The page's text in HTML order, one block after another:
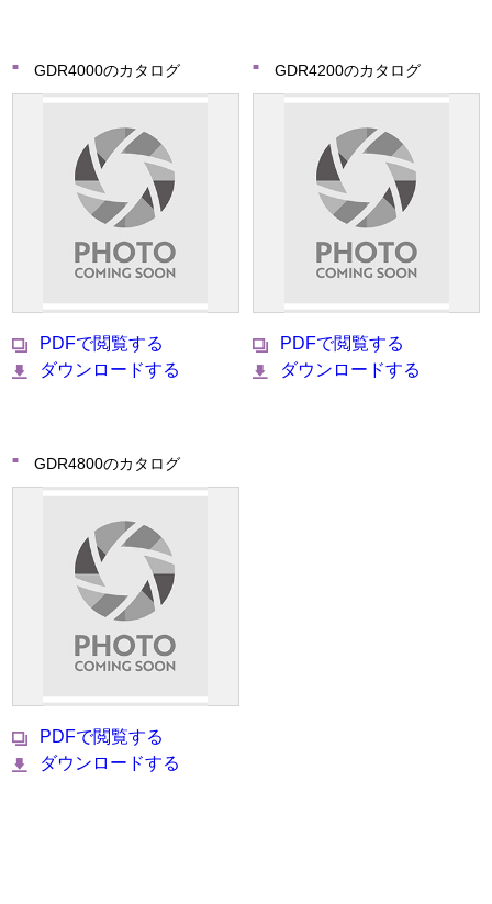
GDR4000のカタログ
PDFで閲覧する
ダウンロードする
GDR4200のカタログ
PDFで閲覧する
ダウンロードする
GDR4800のカタログ
PDFで閲覧する
ダウンロードする